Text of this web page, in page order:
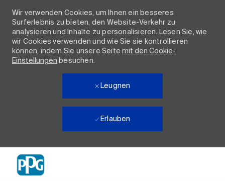
Wir verwenden Cookies, um Ihnen ein besseres
Surferlebnis zu bieten, den Website-Verkehr zu
analysieren und Inhalte zu personalisieren. Lesen Sie, wie
wir Cookies verwenden und wie Sie sie kontrollieren
können, indem Sie unsere Seitemit den Cookie-
Einstellungen besuchen.
Leugnen
Erlauben